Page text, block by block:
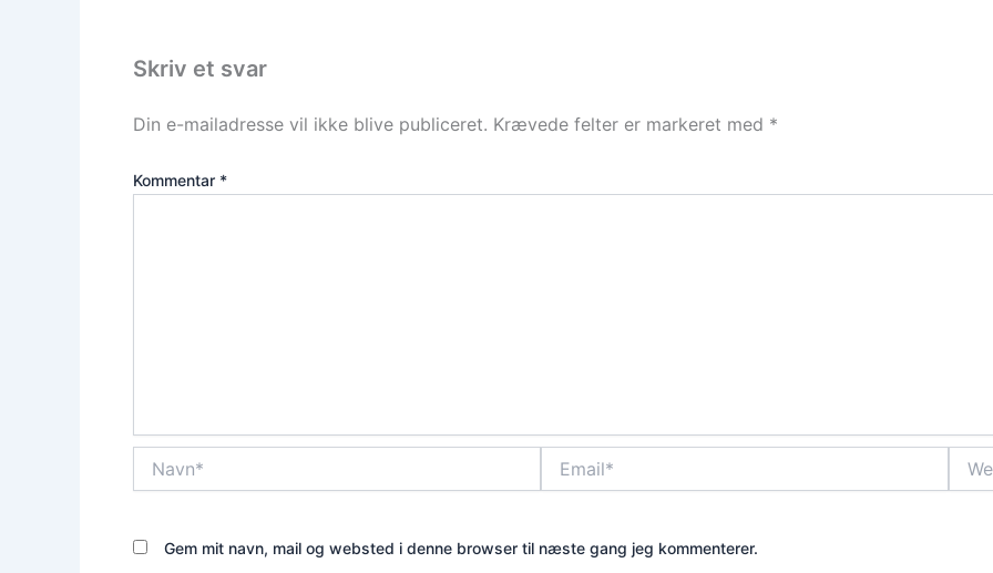
Skriv et svar
Din e-mailadresse vil ikke blive publiceret. Krævede felter er markeret med *
Kommentar *
Gem mit navn, mail og websted i denne browser til næste gang jeg kommenterer.